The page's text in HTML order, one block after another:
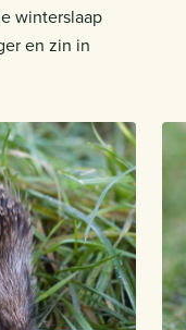
winterslaap
en zin in